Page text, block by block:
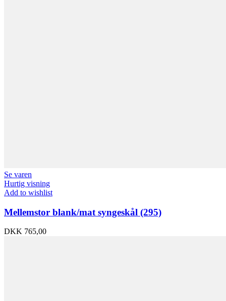
Se varen
Hurtig visning
Add to wishlist
Mellemstor blank/mat syngeskål (295)
DKK 765,00